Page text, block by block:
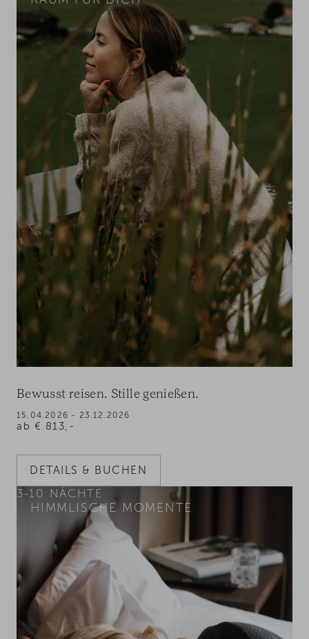
Bewusst reisen. Stille genießen.
ab € 813,-
15.04.2026 - 23.12.2026
DETAILS & BUCHEN
HIMMLISCHE MOMENTE
3-10 NÄCHTE